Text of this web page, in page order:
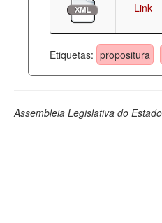
Legislação
Perguntas frequentes
Link
Etiquetas: propositura
Assembleia Legislativa do